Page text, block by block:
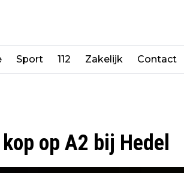
Sport 112 Zakelijk Contact
op A2 bij Hedel